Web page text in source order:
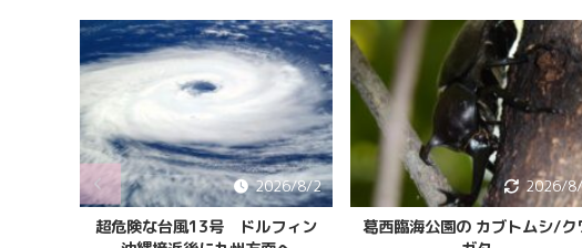
2026/8/2
超危険な台風13号 ドルフィン
2026/
葛西臨海公園の カブトムシ/ク